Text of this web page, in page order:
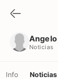
Noticias
Info Noticias